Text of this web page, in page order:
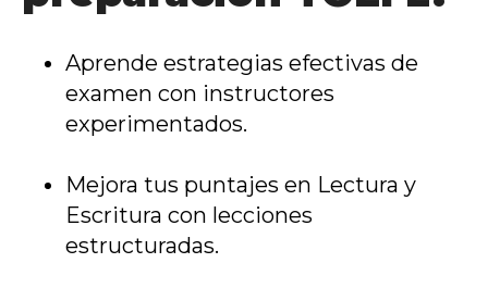
Aprende estrategias efectivas de
examen con instructores
experimentados.
Mejora tus puntajes en Lectura y
Escritura con lecciones
estructuradas.